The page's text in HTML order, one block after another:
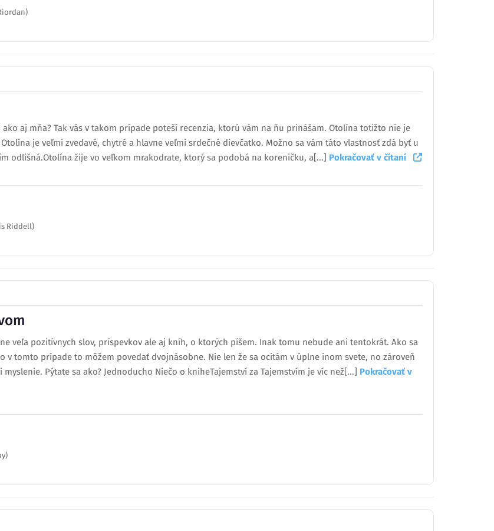
aj mňa? Tak vás v takom prípade poteší recenzia, ktorú vám na ňu prinášam. Otolína totižto nie je
je veľmi zvedavé, chytré a hlavne veľmi srdečné dievčatko. Možno sa vám táto vlastnosť zdá byť u
odlišná.Otolína žije vo veľkom mrakodrate, ktorý sa podobá na koreničku, a[...] Pokračovať v čítaní
Riddell)
veľa pozitívnych slov, príspevkov ale aj kníh, o ktorých píšem. Inak tomu nebude ani tentokrát. Ako sa
v tomto prípade to môžem povedať dvojnásobne. Nie len že sa ocitám v úplne inom svete, no zároveň
Pýtate sa ako? Jednoducho Niečo o kniheTajemství za Tajemstvím je víc než[...] Pokračovať v